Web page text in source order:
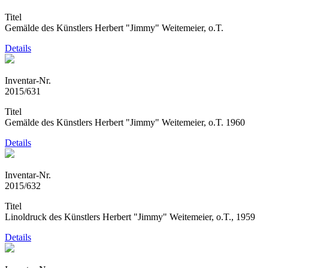
Titel
Gemälde des Künstlers Herbert "Jimmy" Weitemeier, o.T.
Details
Inventar-Nr.
2015/631
Titel
Gemälde des Künstlers Herbert "Jimmy" Weitemeier, o.T. 1960
Details
Inventar-Nr.
2015/632
Titel
Linoldruck des Künstlers Herbert "Jimmy" Weitemeier, o.T., 1959
Details